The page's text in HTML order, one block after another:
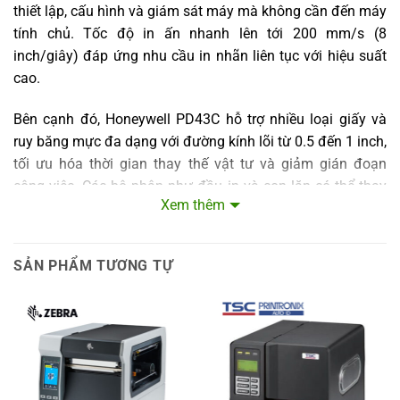
thiết lập, cấu hình và giám sát máy mà không cần đến máy
tính chủ. Tốc độ in ấn nhanh lên tới 200 mm/s (8
inch/giây) đáp ứng nhu cầu in nhãn liên tục với hiệu suất
cao.
Bên cạnh đó, Honeywell PD43C hỗ trợ nhiều loại giấy và
ruy băng mực đa dạng với đường kính lõi từ 0.5 đến 1 inch,
tối ưu hóa thời gian thay thế vật tư và giảm gián đoạn
công việc. Các bộ phận như đầu in và con lăn có thể thay
thế nhanh chóng mà không cần dụng cụ, tiết kiệm thời gian
Tính năng thông minh và tiện ích vượt trội
Honeywell PD43C được trang bị công nghệ Smart Printing
tiên tiến cho phép chạy trực tiếp các ứng dụng và công cụ
trên máy mà không cần kết nối với máy tính. Điều này giúp
các doanh nghiệp linh hoạt hơn trong quản lý quy trình in
ấn và giảm thiểu chi phí vận hành. Ngoài ra, máy tương
Xem thêm
SẢN PHẨM TƯƠNG TỰ